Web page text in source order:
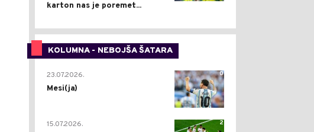
karton nas je poremet...
KOLUMNA - NEBOJŠA ŠATARA
0
23.07.2026.
Mesi(ja)
2
15.07.2026.